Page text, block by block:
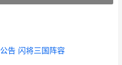
告 闪将三国阵容